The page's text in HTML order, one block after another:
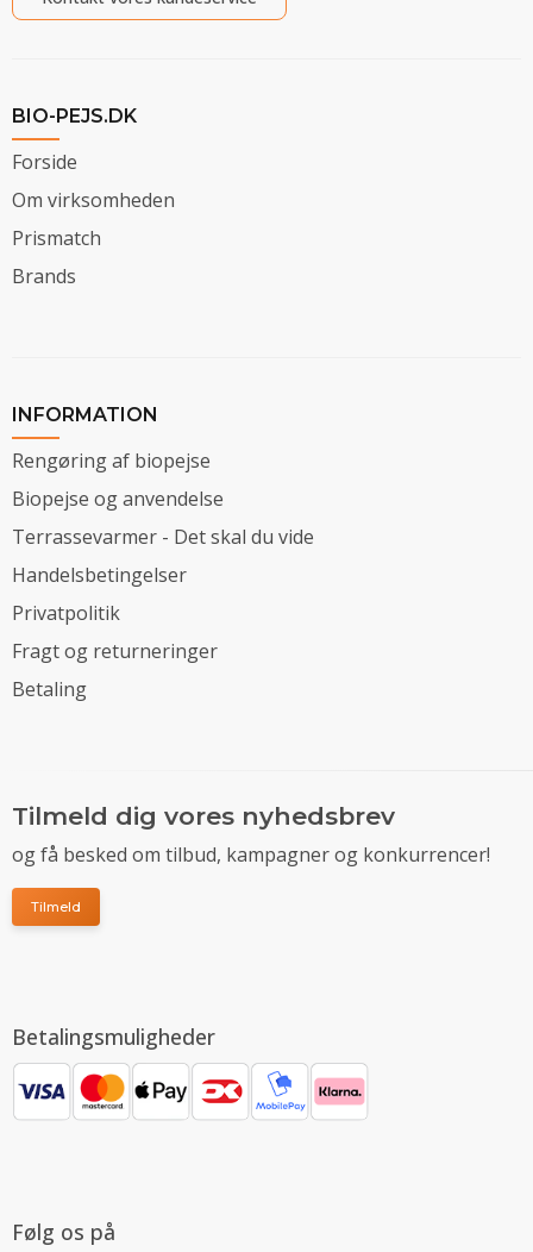
BIO-PEJS.DK
Forside
Om virksomheden
Prismatch
Brands
INFORMATION
Rengøring af biopejse
Biopejse og anvendelse
Terrassevarmer - Det skal du vide
Handelsbetingelser
Privatpolitik
Fragt og returneringer
Betaling
Tilmeld dig vores nyhedsbrev
og få besked om tilbud, kampagner og konkurrencer!
Tilmeld
Betalingsmuligheder
Følg os på